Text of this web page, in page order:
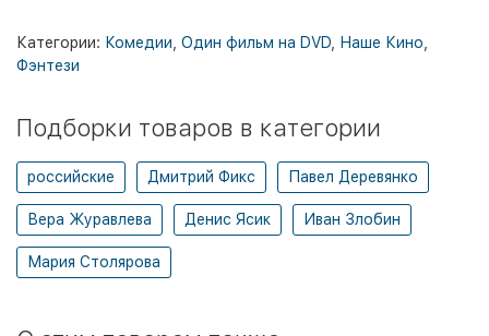
Категории: Комедии Один фильм на DVD Наше Кино
Фэнтези
Подборки товаров в категории
российские Дмитрий Фикс Павел Деревянко
Вера Журавлева Денис Ясик Иван Злобин
Мария Столярова